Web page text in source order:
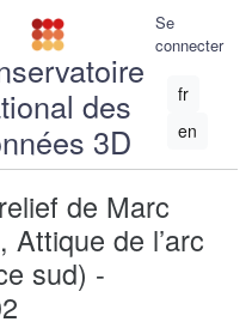
des
3D
Se
connecter
fr
en
de Marc
de l’arc
sud) -